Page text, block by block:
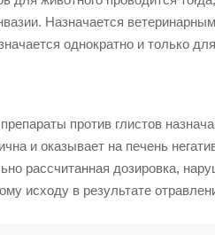
Назначается
однократно и только
против глистов
и оказывает на печень
рассчитанная дозировка,
исходу в результате